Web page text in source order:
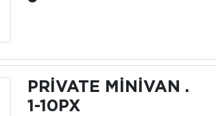
PRİVATE MİNİVAN .
1-10PX